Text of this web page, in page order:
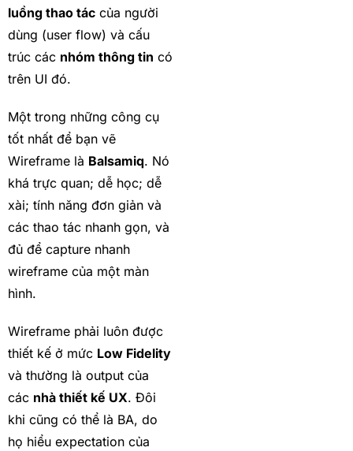
luồng thao tác của người
dùng (user flow) và cấu
trúc các nhóm thông tin có
trên UI đó.
Một trong những công cụ
tốt nhất để bạn vẽ
Wireframe là Balsamiq. Nó
khá trực quan; dễ học; dễ
xài; tính năng đơn giản và
các thao tác nhanh gọn, và
đủ để capture nhanh
wireframe của một màn
hình.
Wireframe phải luôn được
thiết kế ở mức Low Fidelity
và thường là output của
các nhà thiết kế UX. Đôi
khi cũng có thể là BA, do
họ hiểu expectation của